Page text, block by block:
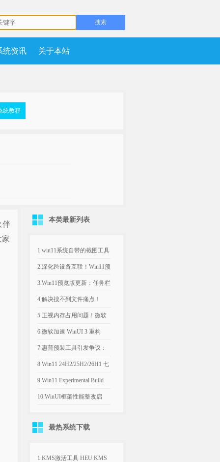
统资讯 关于本站
统教程
伴
本类最新列表
1.win11系统自带的截图工具
没有录屏功能怎么办
2.深化跨设备互联！Win11预
览版新增通知悬停预览，强
化安卓联动
3.Win11预览版更新：任务栏
可放上下左右，还有紧凑模
式
4.解决搜不到文件痛点！
Win11搜索新增智能索引，
自动收录高频文件夹
5.正视内存占用问题！微软
计划年底优化Win11，改善
8GB设备运行体验
6.微软加速 WinUI 3 重构
Win11，深色属性界面仅是
开端
7.惠普预装工具引发争议：
Win11电脑反复推送弹窗，
引导设置Bing为默认搜索引
擎
8.Win11 24H2/25H2/26H1 七
月可选更新：文件管理器优
化文件大小单位
9.Win11 Experimental Build
29634.1000：新增语音访问
10.WinUI框架性能整改启
用内存过高，底层优化前置
最热系统下载
1.KMS激活工具 HEU KMS